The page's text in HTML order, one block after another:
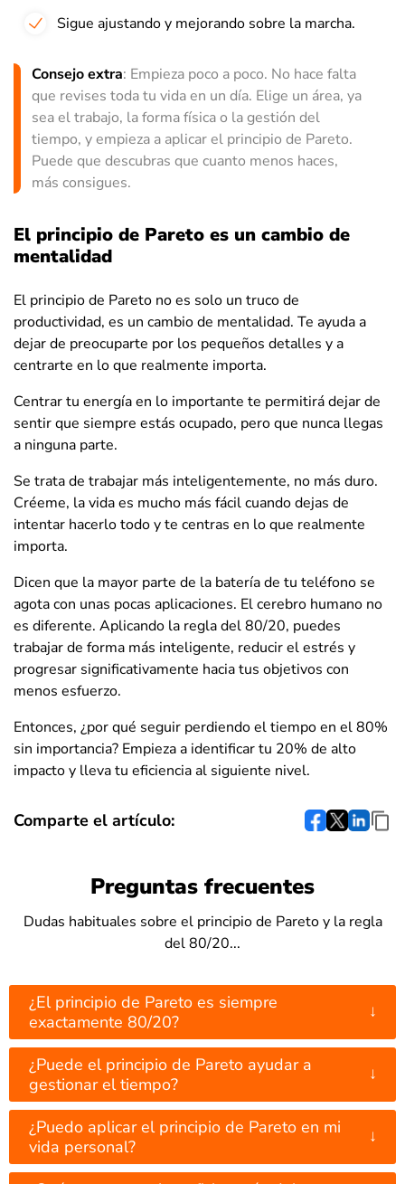
Sigue ajustando y mejorando sobre la marcha.
Consejo extra: Empieza poco a poco. No hace falta
que revises toda tu vida en un día. Elige un área, ya
sea el trabajo, la forma física o la gestión del
tiempo, y empieza a aplicar el principio de Pareto.
Puede que descubras que cuanto menos haces,
más consigues.
El principio de Pareto es un cambio de
mentalidad
El principio de Pareto no es solo un truco de
productividad, es un cambio de mentalidad. Te ayuda a
dejar de preocuparte por los pequeños detalles y a
centrarte en lo que realmente importa.
Centrar tu energía en lo importante te permitirá dejar de
sentir que siempre estás ocupado, pero que nunca llegas
a ninguna parte.
Se trata de trabajar más inteligentemente, no más duro.
Créeme, la vida es mucho más fácil cuando dejas de
intentar hacerlo todo y te centras en lo que realmente
importa.
Dicen que la mayor parte de la batería de tu teléfono se
agota con unas pocas aplicaciones. El cerebro humano no
es diferente. Aplicando la regla del 80/20, puedes
trabajar de forma más inteligente, reducir el estrés y
progresar significativamente hacia tus objetivos con
menos esfuerzo.
Entonces, ¿por qué seguir perdiendo el tiempo en el 80%
sin importancia? Empieza a identificar tu 20% de alto
impacto y lleva tu eficiencia al siguiente nivel.
Comparte el artículo:
Preguntas frecuentes
Dudas habituales sobre el principio de Pareto y la regla
del 80/20...
¿El principio de Pareto es siempre
exactamente 80/20?
↓
¿Puede el principio de Pareto ayudar a
gestionar el tiempo?
↓
¿Puedo aplicar el principio de Pareto en mi
vida personal?
↓